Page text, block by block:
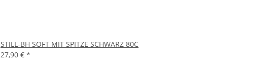
STILL-BH SOFT MIT SPITZE SCHWARZ 80C
27,90 € *